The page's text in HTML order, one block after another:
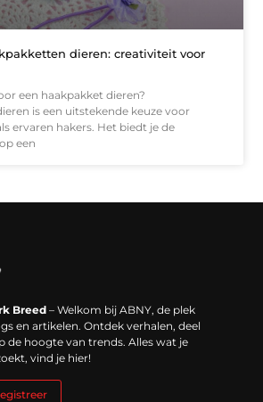
dieren: creativiteit voor
een haakpakket dieren?
is een uitstekende keuze voor
ervaren hakers. Het biedt je de
een
Breed – Welkom bij ABNY, de plek
en artikelen. Ontdek verhalen, deel
de hoogte van trends. Alles wat je
vind je hier!